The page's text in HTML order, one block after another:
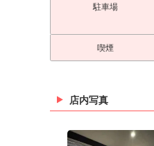
駐車場
喫煙
店内写真